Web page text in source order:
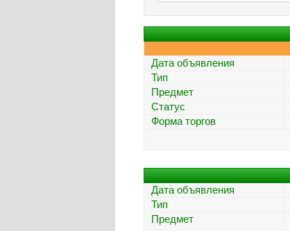
Дата объявления
Тип
Предмет
Статус
Форма торгов
Дата объявления
Тип
Предмет